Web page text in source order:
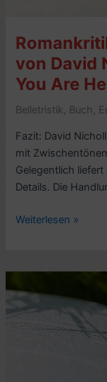
Choksi
(2022)
8/10
von David
You Are
Belletristik, Buch ,
Fazit: David
mit
Gelegentlich
Details. Die
Romankritik:
einem
David
Weiterlesen »